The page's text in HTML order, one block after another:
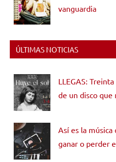
vanguardia
ÚLTIMAS NOTICIAS
LLEGAS:
de un disco que
Así es la música
ganar o perder